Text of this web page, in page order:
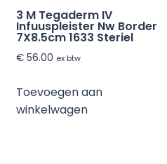
3 M Tegaderm IV
Infuuspleister Nw Border
7X8.5cm 1633 Steriel
€56.00 ex btw
Toevoegen aan
winkelwagen